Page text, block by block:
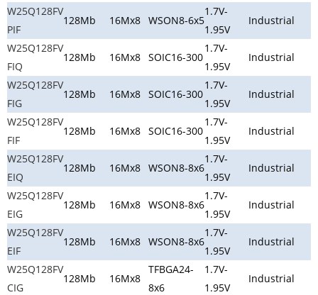
W25Q128FV
PIF
128Mb 16Mx8 WSON8-6x5
1.7V-
1.95V
Industrial
W25Q128FV
FIQ
128Mb 16Mx8 SOIC16-300
1.7V-
1.95V
Industrial
W25Q128FV
FIG
128Mb 16Mx8 SOIC16-300
1.7V-
1.95V
Industrial
W25Q128FV
FIF
128Mb 16Mx8 SOIC16-300
1.7V-
1.95V
Industrial
W25Q128FV
EIQ
128Mb 16Mx8 WSON8-8x6
1.7V-
1.95V
Industrial
W25Q128FV
EIG
128Mb 16Mx8 WSON8-8x6
1.7V-
1.95V
Industrial
W25Q128FV
EIF
128Mb 16Mx8 WSON8-8x6
1.7V-
1.95V
Industrial
W25Q128FV
CIG
128Mb 16Mx8
TFBGA24-
8x6
1.7V-
1.95V
Industrial